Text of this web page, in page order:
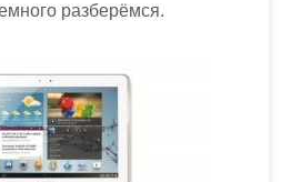
разберёмся.